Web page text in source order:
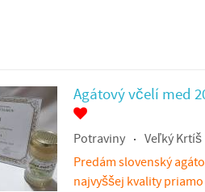
Agátový včelí med
Potraviny
Veľký Krtíš
Predám slovenský
najvyššej kvality